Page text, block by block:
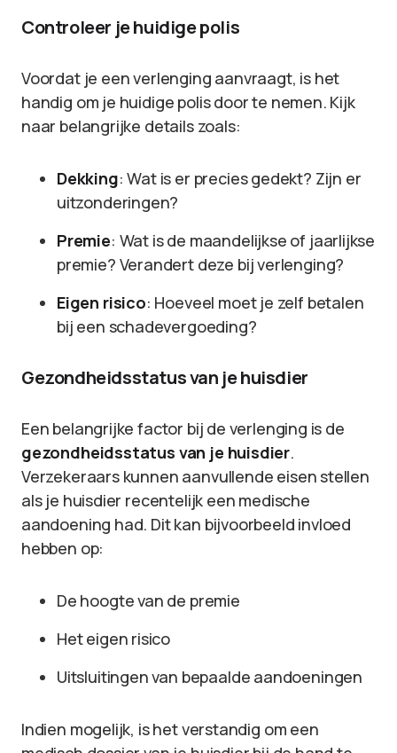
Controleer je huidige polis
Voordat je een verlenging aanvraagt, is het
handig om je huidige polis door te nemen. Kijk
naar belangrijke details zoals:
Dekking: Wat is er precies gedekt? Zijn er
uitzonderingen?
Premie: Wat is de maandelijkse of jaarlijkse
premie? Verandert deze bij verlenging?
Eigen risico: Hoeveel moet je zelf betalen
bij een schadevergoeding?
Gezondheidsstatus van je huisdier
Een belangrijke factor bij de verlenging is de
gezondheidsstatus van je huisdier.
Verzekeraars kunnen aanvullende eisen stellen
als je huisdier recentelijk een medische
aandoening had. Dit kan bijvoorbeeld invloed
hebben op:
De hoogte van de premie
Het eigen risico
Uitsluitingen van bepaalde aandoeningen
Indien mogelijk, is het verstandig om een